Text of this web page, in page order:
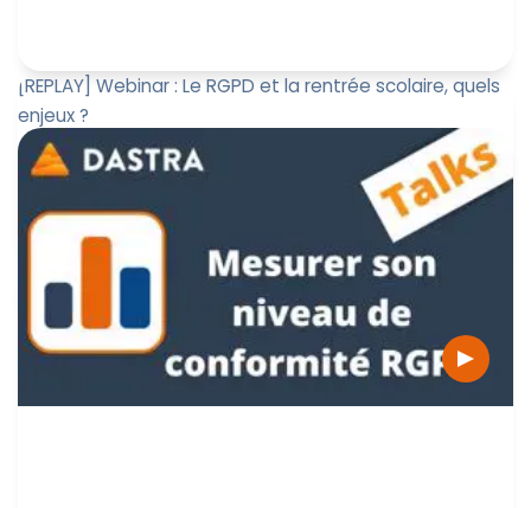
[REPLAY] Webinar : Le RGPD et la rentrée scolaire, quels
enjeux ?
Nous recevons Julia Garcias De Barros et Cassandre
Jouy, déléguées à la protection des données pour le
Syndicat Mixte Ma...
Estelle Penin
26 septembre 2022